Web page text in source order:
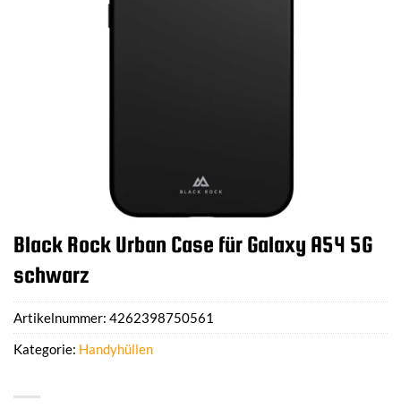
Black Rock Urban Case für Galaxy A54 5G
schwarz
Artikelnummer: 4262398750561
Kategorie: Handyhüllen